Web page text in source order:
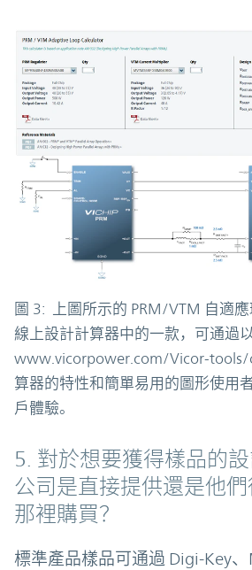
圖 3: 上圖所示的 PRM/VTM 自適
線上設計計算器中的一款，可通過
www.vicorpower.com/Vicor-tools/
算器的特性和簡單易用的圖形使用
戶體驗。
5. 對於想要獲得樣品的
公司是直接提供還是他
那裡購買？
標準產品樣品可通過 Digi-Key